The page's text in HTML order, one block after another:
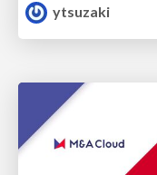
ytsuzaki